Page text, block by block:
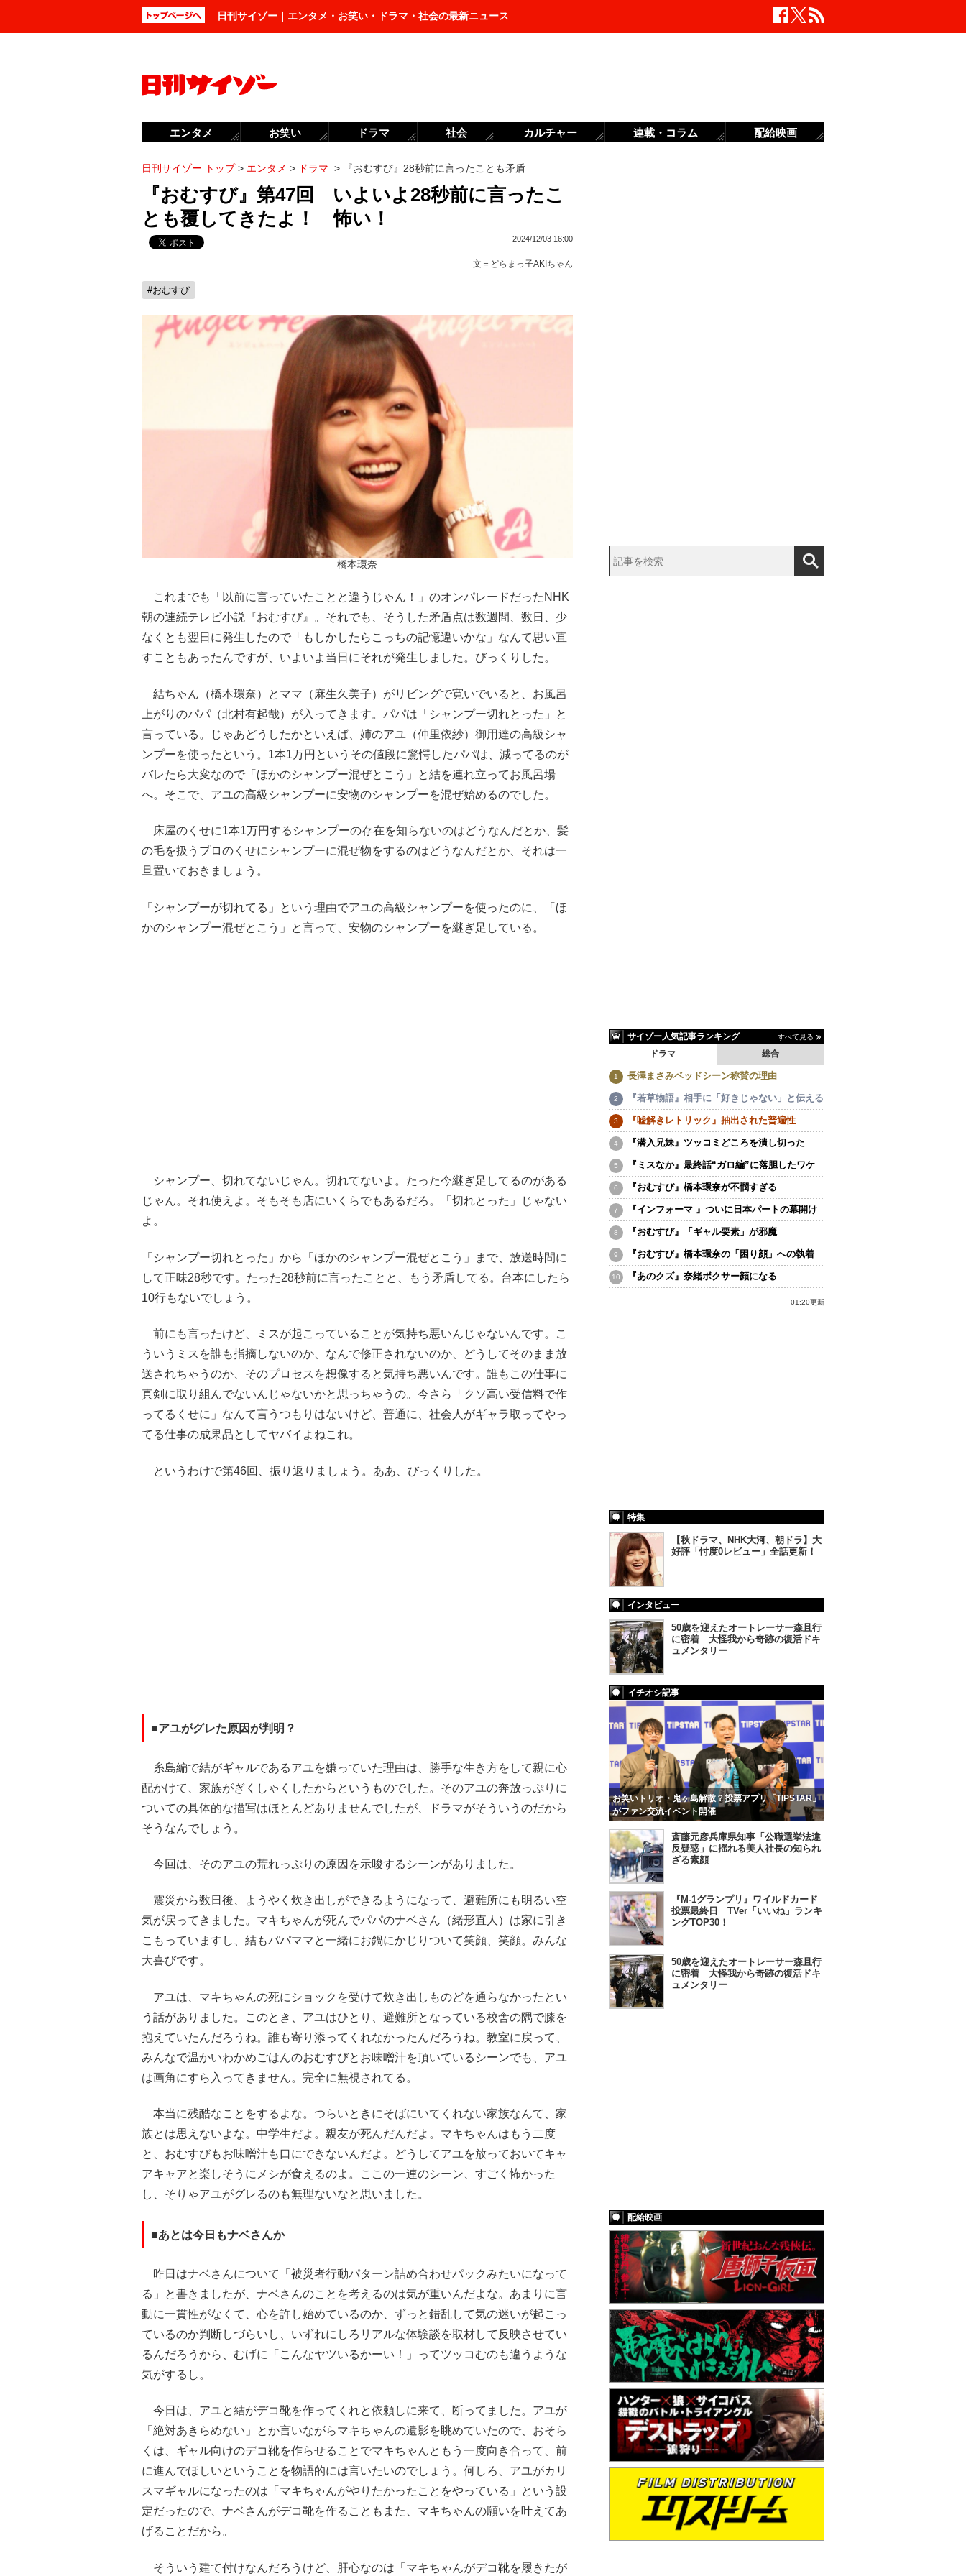
日刊サイゾー｜エンタメ・お笑い・ドラマ・社会の最新ニュース
日刊サイゾー トップ> エンタメ > ドラマ > 『おむすび』28秒前に言ったことも矛盾
『おむすび』第47回 いよいよ28秒前に言ったこ
とも覆してきたよ！ 怖い！
2024/12/03 16:00
文＝ どらまっ子AKIちゃん
#おむすび
橋本環奈
これまでも「以前に言っていたことと違うじゃん！」のオンパレードだったNHK
朝の連続テレビ小説『おむすび』。それでも、そうした矛盾点は数週間、数日、少
なくとも翌日に発生したので「もしかしたらこっちの記憶違いかな」なんて思い直
すこともあったんですが、いよいよ当日にそれが発生しました。びっくりした。
結ちゃん（橋本環奈）とママ（麻生久美子）がリビングで寛いでいると、お風呂
上がりのパパ（北村有起哉）が入ってきます。パパは「シャンプー切れとった」と
言っている。じゃあどうしたかといえば、姉のアユ（仲里依紗）御用達の高級シャ
ンプーを使ったという。1本1万円というその値段に驚愕したパパは、減ってるのが
バレたら大変なので「ほかのシャンプー混ぜとこう」と結を連れ立ってお風呂場
へ。そこで、アユの高級シャンプーに安物のシャンプーを混ぜ始めるのでした。
床屋のくせに1本1万円するシャンプーの存在を知らないのはどうなんだとか、髪
の毛を扱うプロのくせにシャンプーに混ぜ物をするのはどうなんだとか、それは一
旦置いておきましょう。
「シャンプーが切れてる」という理由でアユの高級シャンプーを使ったのに、「ほ
かのシャンプー混ぜとこう」と言って、安物のシャンプーを継ぎ足している。
シャンプー、切れてないじゃん。切れてないよ。たった今継ぎ足してるのがある
じゃん。それ使えよ。そもそも店にいくらでもあるだろ。「切れとった」じゃない
よ。
「シャンプー切れとった」から「ほかのシャンプー混ぜとこう」まで、放送時間に
して正味28秒です。たった28秒前に言ったことと、もう矛盾してる。台本にしたら
10行もないでしょう。
前にも言ったけど、ミスが起こっていることが気持ち悪いんじゃないんです。こ
ういうミスを誰も指摘しないのか、なんで修正されないのか、どうしてそのまま放
送されちゃうのか、そのプロセスを想像すると気持ち悪いんです。誰もこの仕事に
真剣に取り組んでないんじゃないかと思っちゃうの。今さら「クソ高い受信料で作
ってるくせに」なんて言うつもりはないけど、普通に、社会人がギャラ取ってやっ
てる仕事の成果品としてヤバイよねこれ。
というわけで第46回、振り返りましょう。ああ、びっくりした。
■アユがグレた原因が判明？
糸島編で結がギャルであるアユを嫌っていた理由は、勝手な生き方をして親に心
配かけて、家族がぎくしゃくしたからというものでした。そのアユの奔放っぷりに
ついての具体的な描写はほとんどありませんでしたが、ドラマがそういうのだから
そうなんでしょう。
今回は、そのアユの荒れっぷりの原因を示唆するシーンがありました。
震災から数日後、ようやく炊き出しができるようになって、避難所にも明るい空
気が戻ってきました。マキちゃんが死んでパパのナベさん（緒形直人）は家に引き
こもっていますし、結もパパママと一緒にお鍋にかじりついて笑顔、笑顔。みんな
大喜びです。
アユは、マキちゃんの死にショックを受けて炊き出しものどを通らなかったとい
う話がありました。このとき、アユはひとり、避難所となっている校舎の隅で膝を
抱えていたんだろうね。誰も寄り添ってくれなかったんだろうね。教室に戻って、
みんなで温かいわかめごはんのおむすびとお味噌汁を頂いているシーンでも、アユ
は画角にすら入ってきません。完全に無視されてる。
本当に残酷なことをするよな。つらいときにそばにいてくれない家族なんて、家
族とは思えないよな。中学生だよ。親友が死んだんだよ。マキちゃんはもう二度
と、おむすびもお味噌汁も口にできないんだよ。どうしてアユを放っておいてキャ
アキャアと楽しそうにメシが食えるのよ。ここの一連のシーン、すごく怖かった
し、そりゃアユがグレるのも無理ないなと思いました。
■あとは今日もナベさんか
昨日はナベさんについて「被災者行動パターン詰め合わせパックみたいになって
る」と書きましたが、ナベさんのことを考えるのは気が重いんだよな。あまりに言
動に一貫性がなくて、心を許し始めているのか、ずっと錯乱して気の迷いが起こっ
ているのか判断しづらいし、いずれにしろリアルな体験談を取材して反映させてい
るんだろうから、むげに「こんなヤツいるかーい！」ってツッコむのも違うような
気がするし。
今日は、アユと結がデコ靴を作ってくれと依頼しに来て、断ってました。アユが
「絶対あきらめない」とか言いながらマキちゃんの遺影を眺めていたので、おそら
くは、ギャル向けのデコ靴を作らせることでマキちゃんともう一度向き合って、前
に進んでほしいということを物語的には言いたいのでしょう。何しろ、アユがカリ
スマギャルになったのは「マキちゃんがやりたかったことをやっている」という設
定だったので、ナベさんがデコ靴を作ることもまた、マキちゃんの願いを叶えてあ
げることだから。
そういう建て付けなんだろうけど、肝心なのは「マキちゃんがデコ靴を履きたが
サイゾー人気記事ランキング すべて見る
ドラマ 総合
長澤まさみベッドシーン称賛の理由
『若草物語』相手に「好きじゃない」と伝える
『嘘解きレトリック』抽出された普遍性
『潜入兄妹』ツッコミどころを潰し切った
『ミスなか』最終話“ガロ編”に落胆したワケ
『おむすび』橋本環奈が不憫すぎる
『インフォーマ 』ついに日本パートの幕開け
『おむすび』「ギャル要素」が邪魔
『おむすび』橋本環奈の「困り顔」への執着
『あのクズ』奈緒ボクサー顔になる
01:20更新
特集
【秋ドラマ、NHK大河、朝ドラ】大
好評「忖度0レビュー」全話更新！
インタビュー
50歳を迎えたオートレーサー森且行
に密着 大怪我から奇跡の復活ドキ
ュメンタリー
イチオシ記事
お笑いトリオ・鬼ヶ島解散？投票アプリ「TIPSTAR」
がファン交流イベント開催
斎藤元彦兵庫県知事「公職選挙法違
反疑惑」に揺れる美人社長の知られ
ざる素顔
『M-1グランプリ』ワイルドカード
投票最終日 TVer「いいね」ランキ
ングTOP30！
50歳を迎えたオートレーサー森且行
に密着 大怪我から奇跡の復活ドキ
ュメンタリー
配給映画
エンタメ お笑い ドラマ 社会 カルチャー 連載・コラム 配給映画